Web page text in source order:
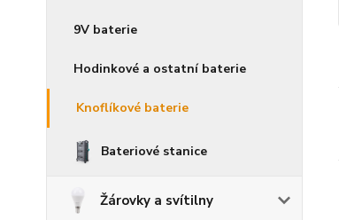
9V baterie
Hodinkové a ostatní baterie
Knoflíkové baterie
Bateriové stanice
Žárovky a svítilny